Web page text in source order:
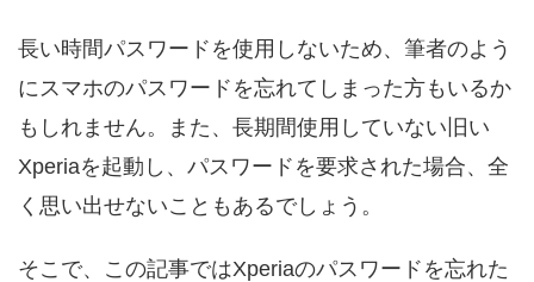
長い時間パスワードを使用しないため、筆者のよう
にスマホのパスワードを忘れてしまった方もいるか
もしれません。また、長期間使用していない旧い
Xperiaを起動し、パスワードを要求された場合、全
く思い出せないこともあるでしょう。
そこで、この記事ではXperiaのパスワードを忘れた